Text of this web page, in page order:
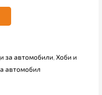
за автомобили,Хоби и
автомобил